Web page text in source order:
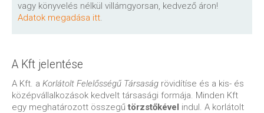
vagy könyvelés nélkül villámgyorsan, kedvező áron!
Adatok megadása itt.
A Kft jelentése
A Kft. a Korlátolt Felelősségű Társaság rövidítíse és a kis- és
középvállalkozások kedvelt társasági formája. Minden Kft
egy meghatározott összegű törzstőkével indul. A korlátolt